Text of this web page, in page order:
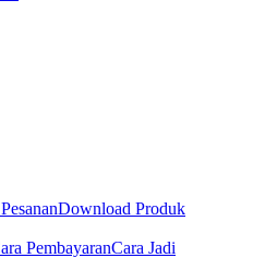
Download Produk
PembayaranCara Jadi